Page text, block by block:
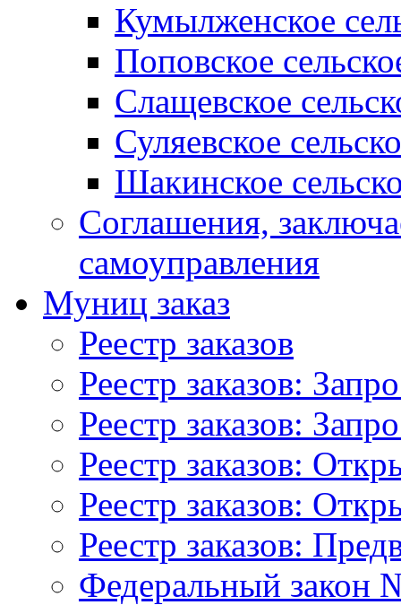
Кумылженское
Поповское
Слащевское
Суляевское
Шакинское
Соглашения,
самоуправления
Муниц заказ
Реестр заказов
Реестр заказов:
Реестр заказов:
Реестр заказов:
Реестр заказов:
Реестр заказов:
Федеральный закон